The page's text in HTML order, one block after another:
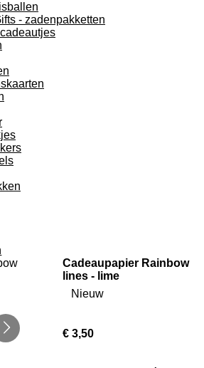
- zadenpakketten
Cadeaupapier Rainbow
lines - lime
Nieuw
€ 3,50